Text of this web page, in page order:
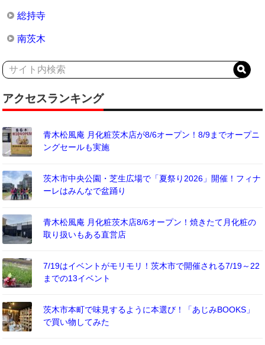
総持寺
南茨木
アクセスランキング
青木松風庵 月化粧茨木店が8/6オープン！8/9までオープニ
ングセールも実施
茨木市中央公園・芝生広場で「夏祭り2026」開催！フィナ
ーレはみんなで盆踊り
青木松風庵 月化粧茨木店8/6オープン！焼きたて月化粧の
取り扱いもある直営店
7/19はイベントがモリモリ！茨木市で開催される7/19～22
までの13イベント
茨木市本町で味見するように本選び！「あじみBOOKS」
で買い物してみた